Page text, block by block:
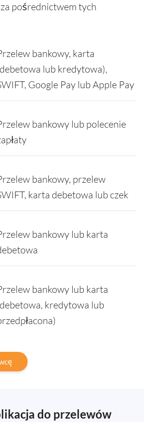
pośrednictwem tych
bankowy, karta
lub kredytowa),
Google Pay lub Apple Pay
bankowy lub polecenie
bankowy, przelew
karta debetowa lub czek
bankowy lub karta
bankowy lub karta
kredytowa lub
do przelewów